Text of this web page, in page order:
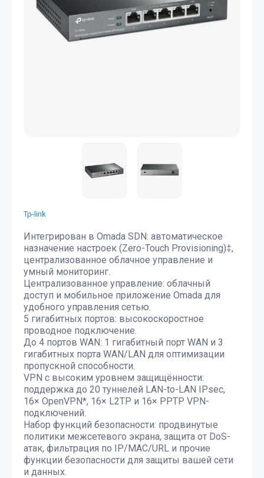
Tp-link
Интегрирован в Omada SDN: автоматическое
назначение настроек (Zero-Touch Provisioning)‡,
централизованное облачное управление и
умный мониторинг.
Централизованное управление: облачный
доступ и мобильное приложение Omada для
удобного управления сетью.
5 гигабитных портов: высокоскоростное
проводное подключение.
До 4 портов WAN: 1 гигабитный порт WAN и 3
гигабитных порта WAN/LAN для оптимизации
пропускной способности.
VPN с высоким уровнем защищённости:
поддержка до 20 туннелей LAN-to-LAN IPsec,
16× OpenVPN*, 16× L2TP и 16× PPTP VPN-
подключений.
Набор функций безопасности: продвинутые
политики межсетевого экрана, защита от DoS-
атак, фильтрация по IP/MAC/URL и прочие
функции безопасности для защиты вашей сети
и данных.